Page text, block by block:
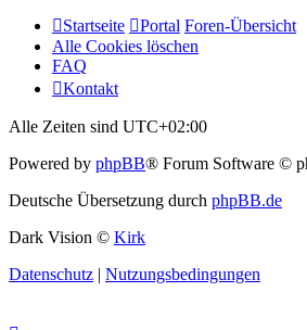
Startseite Portal Foren-Übersicht
Alle Cookies löschen
FAQ
Kontakt
Alle Zeiten sind UTC+02:00
Powered by phpBB® Forum Software ©
Deutsche Übersetzung durch phpBB.de
Dark Vision © Kirk
Datenschutz | Nutzungsbedingungen